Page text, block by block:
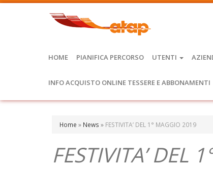
HOME PIANIFICA PERCORSO UTENTI
INFO ACQUISTO ONLINE TESSERE E ABBONAMENTI
Home » News » FESTIVITA’ DEL 1° MAGGIO 2019
FESTIVITA’ DEL